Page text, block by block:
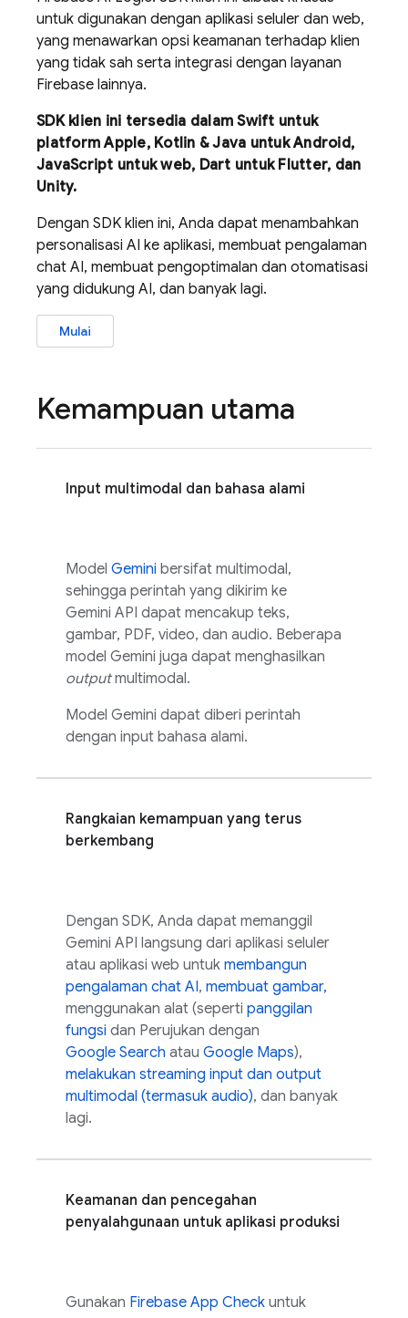
untuk digunakan dengan aplikasi seluler dan web,
yang menawarkan opsi keamanan terhadap klien
yang tidak sah serta integrasi dengan layanan
Firebase lainnya.
SDK klien ini tersedia dalam Swift untuk
platform Apple, Kotlin & Java untuk Android,
JavaScript untuk web, Dart untuk Flutter, dan
Unity.
Dengan SDK klien ini, Anda dapat menambahkan
personalisasi AI ke aplikasi, membuat pengalaman
chat AI, membuat pengoptimalan dan otomatisasi
yang didukung AI, dan banyak lagi.
Mulai
Kemampuan utama
Input multimodal dan bahasa alami
Model Gemini bersifat multimodal,
sehingga perintah yang dikirim ke
Gemini API dapat mencakup teks,
gambar, PDF, video, dan audio. Beberapa
model Gemini juga dapat menghasilkan
outputmultimodal.
Model Gemini dapat diberi perintah
dengan input bahasa alami.
Rangkaian kemampuan yang terus
berkembang
Dengan SDK, Anda dapat memanggil
Gemini API langsung dari aplikasi seluler
atau aplikasi web untuk membangun
pengalaman chat AI, membuat gambar,
menggunakan alat (seperti panggilan
fungsi dan Perujukan dengan
Google Search atau Google Maps),
melakukan streaming input dan output
multimodal (termasuk audio), dan banyak
lagi.
Keamanan dan pencegahan
penyalahgunaan untuk aplikasi produksi
Gunakan Firebase App Check untuk